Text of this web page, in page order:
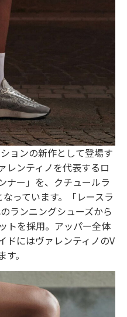
ョンの新作として登場す
レンティノを代表するロ
ナー」を、クチュールラ
っています。「レースラ
ランニングシューズから
トを採用。アッパー全体
ドにはヴァレンティノのV
。